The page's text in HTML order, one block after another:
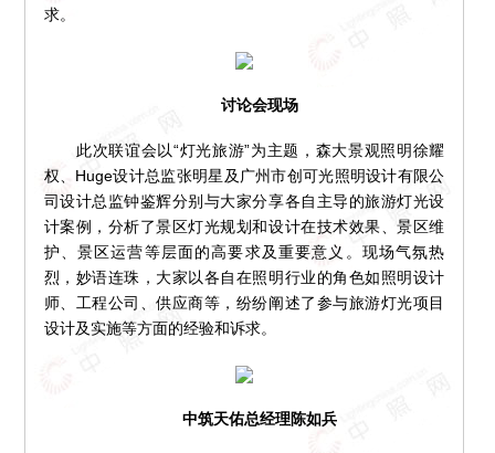
求。
讨论会现场
此次联谊会以“灯光旅游”为主题，森大景观照明徐耀
权、Huge设计总监张明星及广州市创可光照明设计有限公
司设计总监钟鉴辉分别与大家分享各自主导的旅游灯光设
计案例，分析了景区灯光规划和设计在技术效果、景区维
护、景区运营等层面的高要求及重要意义。现场气氛热
烈，妙语连珠，大家以各自在照明行业的角色如照明设计
师、工程公司、供应商等，纷纷阐述了参与旅游灯光项目
设计及实施等方面的经验和诉求。
中筑天佑总经理陈如兵